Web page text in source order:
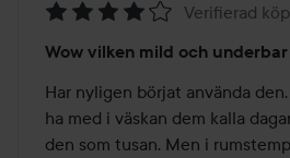
4
av
5
Verifierad
Wow vilken mild och
Har nyligen börjat använda
ha med i väskan dem kalla
den som tusan. Men i